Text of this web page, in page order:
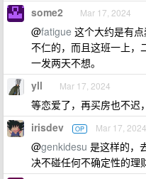
some2 Mar 17, 2024
@fatigue 这个大约是有
不仁的，而且这班一上，
一发两天不想。
yll Mar 17, 2024
等恋爱了，再买房也不迟
irisdev OP Mar 17, 2024
@genkidesu 是这样的，
决不碰任何不确定性的理